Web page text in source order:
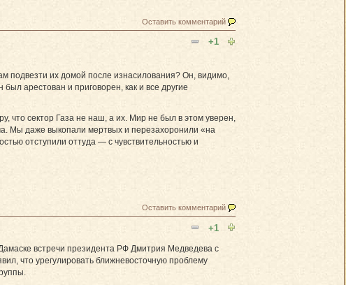
Оставить комментарий
+1
подвезти их домой после изнасилования? Он, видимо,
арестован и приговорен, как и все другие
что сектор Газа не наш, а их. Мир не был в этом уверен,
Мы даже выкопали мертвых и перезахоронили «на
отступили оттуда — с чувствительностью и
Оставить комментарий
+1
встречи президента РФ Дмитрия Медведева с
что урегулировать ближневосточную проблему